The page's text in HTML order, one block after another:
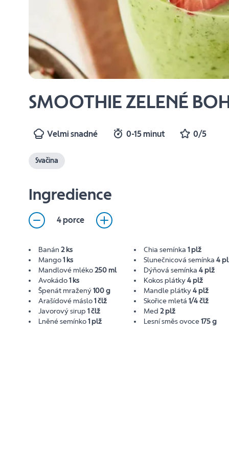
SMOOTHIE ZELENÉ
Velmi snadné 0-15 minut 0/5
Svačina
Ingredience
4 porce
Banán2 ks
Mango1 ks
Mandlové mléko250 ml
Avokádo1 ks
Špenát mražený100 g
Arašídové máslo1 člž
Javorový sirup1 člž
Lněné semínko1 plž
Chia semínka1 plž
Slunečnicová semínka4
Dýňová semínka4 plž
Kokos plátky4 plž
Mandle plátky4 plž
Skořice mletá1/4 člž
Med2 plž
Lesní směs ovoce175 g